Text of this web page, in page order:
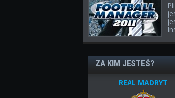
ZA KIM JESTEŚ?
REAL MADRYT